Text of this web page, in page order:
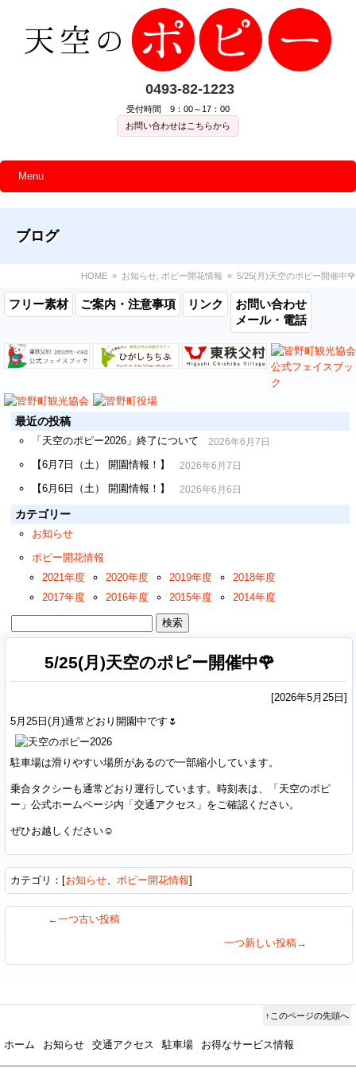
0493-82-1223
受付時間 9：00～17：00
お問い合わせはこちらから
Menu
ブログ
HOME » お知らせ ポピー開花情報 » 5/25(月)天空のポピー開催中🌹
フリー素材 ご案内・注意事項 リンク
お問い合わせ
メール・電話
最近の投稿
「天空のポピー2026」終了について 2026年6月7日
【6月7日（土） 開園情報！】 2026年6月7日
【6月6日（土） 開園情報！】 2026年6月6日
カテゴリー
お知らせ
ポピー開花情報
2021年度
2020年度 2019年度
2018年度
2017年度
2016年度 2015年度
2014年度
索:
5/25(月)天空のポピー開催中🌹
[2026年5月25日]
5月25日(月)通常どおり開園中です🌷
駐車場は滑りやすい場所があるので一部縮小しています。
乗合タクシーも通常どおり運行しています。時刻表は、「天空のポピ
ー」公式ホームページ内「交通アクセス」をご確認ください。
ぜひお越しください☺️
カテゴリ：[お知らせ、 ポピー開花情報]
←一つ古い投稿
一つ新しい投稿→
↑このページの先頭へ
ホーム お知らせ 交通アクセス 駐車場 お得なサービス情報